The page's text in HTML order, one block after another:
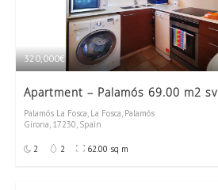
320,000€
Apartment – Palamós 69.00 m2 sv
Palamós La Fosca, La Fosca, Palamós
Girona, 17230, Spain
2 2 62.00 sq m